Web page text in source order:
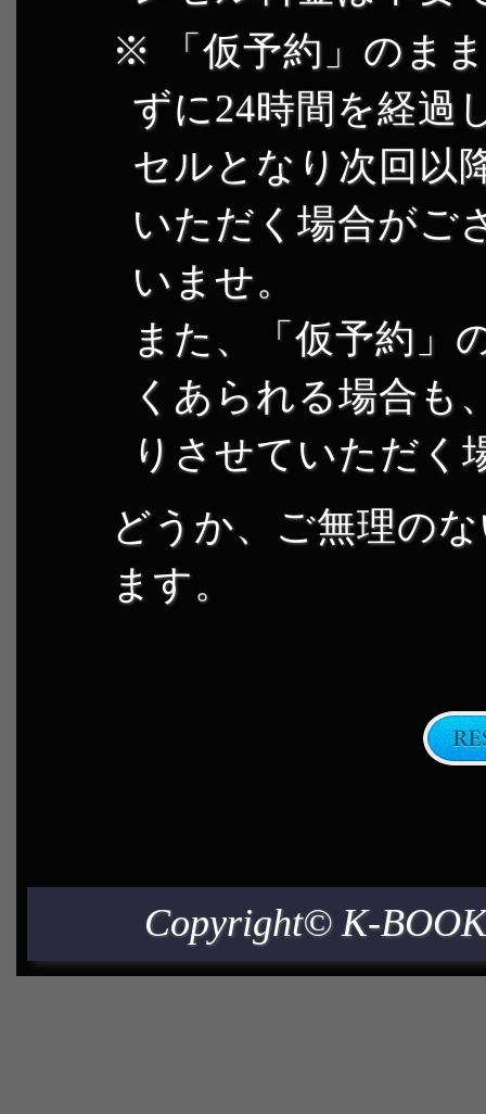
「仮予約」のま
ずに24時間を経過
セルとなり次回以
いただく場合がご
いませ。
また、「仮予約」
くあられる場合も
りさせていただく
どうか、ご無理の
ます。
Copyright© K-